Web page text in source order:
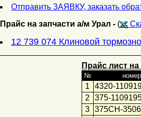
Отправить ЗАЯВКУ, заказать
Прайс на запчасти а/м Урал - (
12 739 074 Клиновой
Прайс лист
№ номер
1 4320-
2 375-
3 375СН-